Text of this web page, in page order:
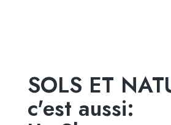
SOLS ET
c'est aussi: